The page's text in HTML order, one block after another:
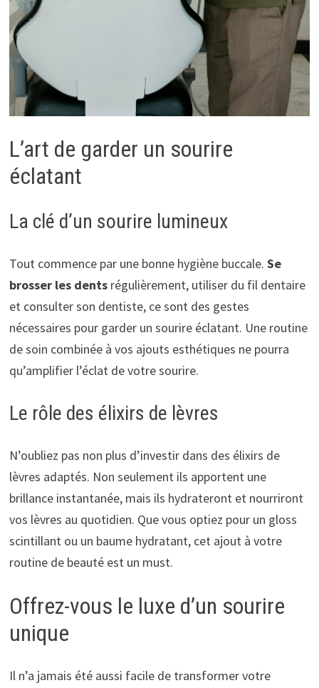
L’art de garder un sourire
éclatant
La clé d’un sourire lumineux
Tout commence par une bonne hygiène buccale. Se
brosser les dentsrégulièrement, utiliser du fil dentaire
et consulter son dentiste, ce sont des gestes
nécessaires pour garder un sourire éclatant. Une routine
de soin combinée à vos ajouts esthétiques ne pourra
qu’amplifier l’éclat de votre sourire.
Le rôle des élixirs de lèvres
N’oubliez pas non plus d’investir dans des élixirs de
lèvres adaptés. Non seulement ils apportent une
brillance instantanée, mais ils hydrateront et nourriront
vos lèvres au quotidien. Que vous optiez pour un gloss
scintillant ou un baume hydratant, cet ajout à votre
routine de beauté est un must.
Offrez-vous le luxe d’un sourire
unique
Il n’a jamais été aussi facile de transformer votre